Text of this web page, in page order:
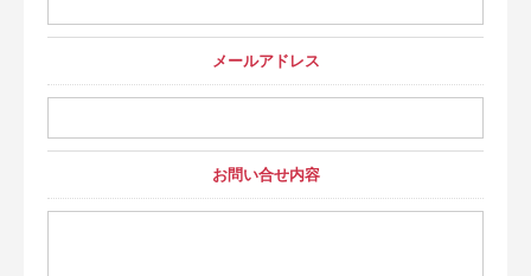
メールアドレス
お問い合せ内容